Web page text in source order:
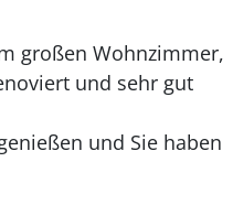
großen Wohnzimmer,
und sehr gut
und Sie haben